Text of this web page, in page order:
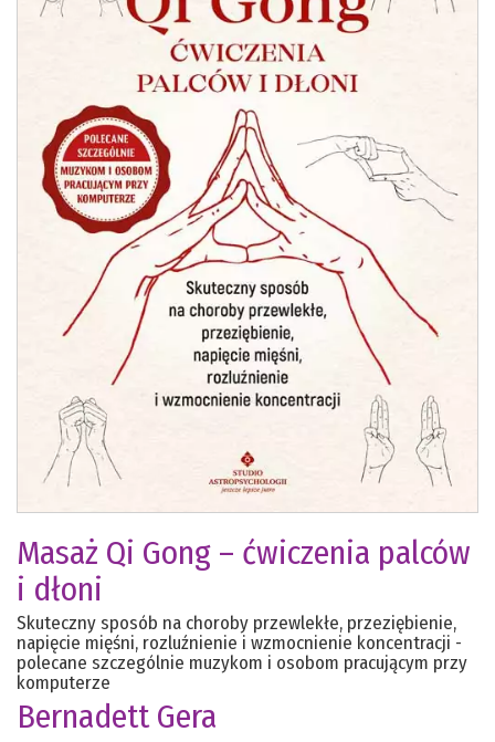
Masaż Qi Gong – ćwiczenia palców
i dłoni
Skuteczny sposób na choroby przewlekłe, przeziębienie,
napięcie mięśni, rozluźnienie i wzmocnienie koncentracji -
polecane szczególnie muzykom i osobom pracującym przy
komputerze
Bernadett Gera